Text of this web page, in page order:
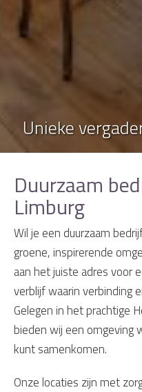
Unieke
Duurzaam
Limburg
Wil je een duurzaam
groene, inspirerende
aan het juiste adres voor
verblijf waarin verbinding
Gelegen in het prachtige
bieden wij een omgeving
kunt samenkomen.
Onze locaties zijn met